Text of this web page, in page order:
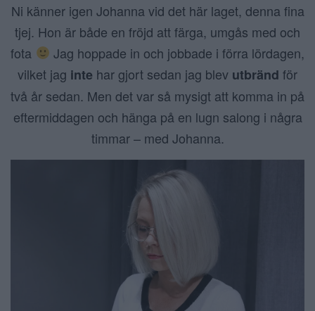
Ni känner igen Johanna vid det här laget, denna fina
tjej. Hon är både en fröjd att färga, umgås med och
fota
Jag hoppade in och jobbade i förra lördagen,
vilket jag inte har gjort sedan jag blev utbränd för
två år sedan. Men det var så mysigt att komma in på
eftermiddagen och hänga på en lugn salong i några
timmar – med Johanna.